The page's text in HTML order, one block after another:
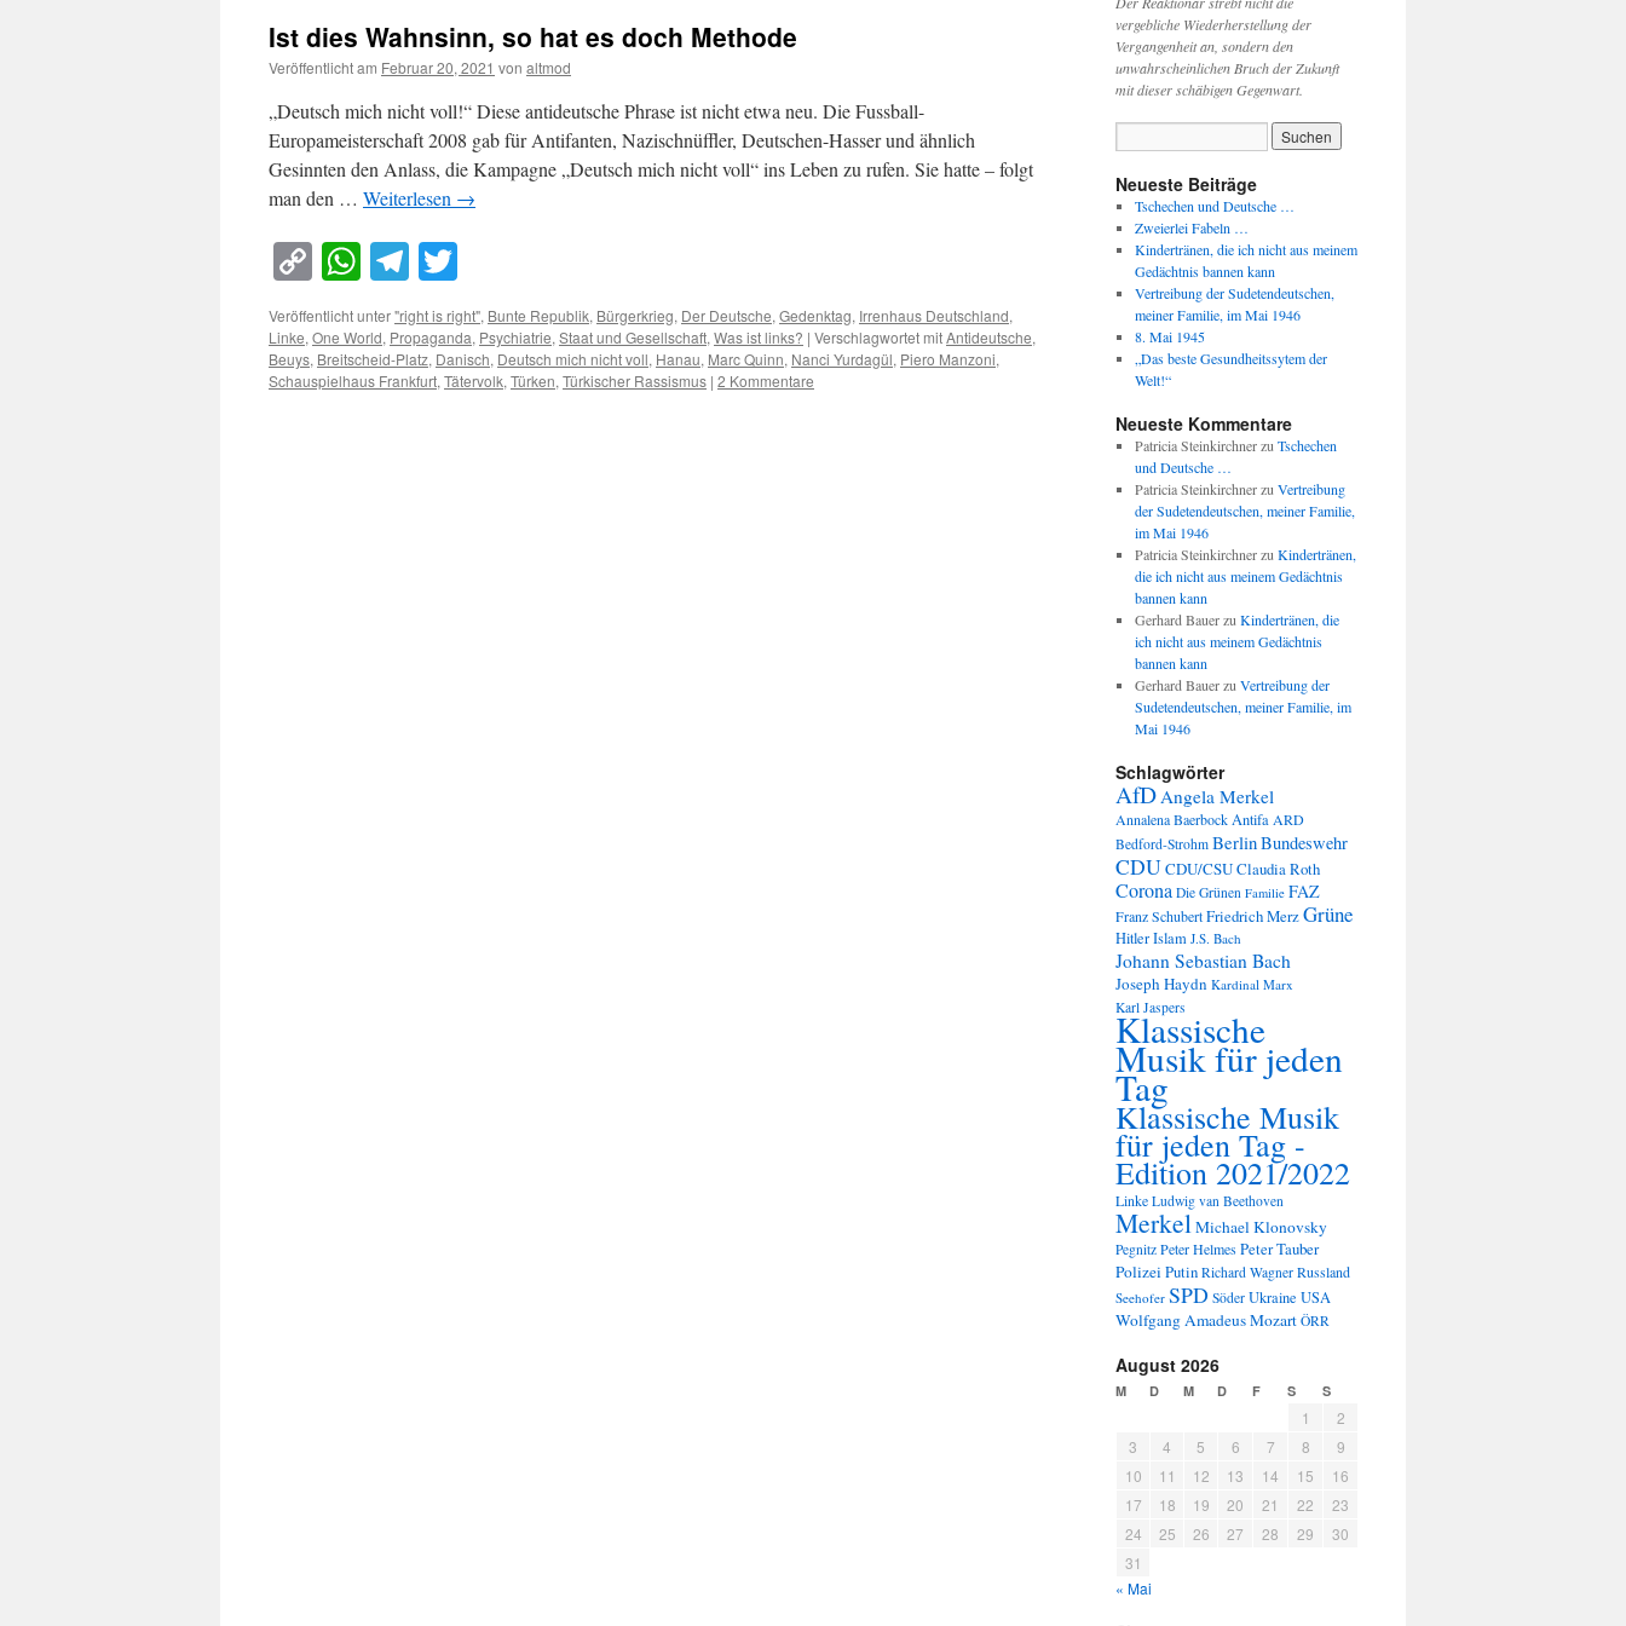
Ist dies Wahnsinn, so hat es doch Methode
Veröffentlicht am Februar 20, 2021 von altmod
„Deutsch mich nicht voll!“ Diese antideutsche Phrase ist nicht etwa neu. Die Fussball-
Europameisterschaft 2008 gab für Antifanten, Nazischnüffler, Deutschen-Hasser und ähnlich
Gesinnten den Anlass, die Kampagne „Deutsch mich nicht voll“ ins Leben zu rufen. Sie hatte – folgt
man den … Weiterlesen →
Copy
Link
WhatsApp
Telegram
Veröffentlicht unter"right is right", Bunte Republik, Bürgerkrieg, Der Deutsche,Gedenktag, Irrenhaus Deutschland,
Linke,One World, Propaganda, Psychiatrie,Staat und Gesellschaft,Was ist links? | Verschlagwortet mitAntideutsche,
Beuys, Breitscheid-Platz, Danisch, Deutsch mich nicht voll, Hanau, Marc Quinn, Nanci Yurdagül, Piero Manzoni,
Schauspielhaus Frankfurt,Tätervolk,Türken,Türkischer Rassismus | 2 Kommentare
vergebliche Wiederherstellung der
Vergangenheit an, sondern den
unwahrscheinlichen Bruch der Zukunft
mit dieser schäbigen Gegenwart.
Neueste Beiträge
Tschechen und Deutsche …
Zweierlei Fabeln …
Kindertränen, die ich nicht aus meinem
Gedächtnis bannen kann
Vertreibung der Sudetendeutschen,
meiner Familie, im Mai 1946
8. Mai 1945
„Das beste Gesundheitssytem der
Welt!“
Neueste Kommentare
Patricia Steinkirchnerzu Tschechen
und Deutsche …
Patricia Steinkirchnerzu Vertreibung
der Sudetendeutschen, meiner Familie,
im Mai 1946
Patricia Steinkirchnerzu Kindertränen,
die ich nicht aus meinem Gedächtnis
bannen kann
Gerhard Bauerzu Kindertränen, die
ich nicht aus meinem Gedächtnis
bannen kann
Gerhard Bauerzu Vertreibung der
Sudetendeutschen, meiner Familie, im
Mai 1946
Schlagwörter
AfDAngela Merkel
Annalena BaerbockAntifa ARD
Bedford-Strohm BerlinBundeswehr
CDUCDU/CSUClaudia Roth
Corona Die Grünen Familie FAZ
Franz SchubertFriedrich MerzGrüne
HitlerIslam J.S. Bach
Johann Sebastian Bach
Joseph Haydn Kardinal Marx
Karl Jaspers
Klassische
Musik für jeden
Tag
Klassische Musik
für jeden Tag -
Edition 2021/2022
Linke Ludwig van Beethoven
MerkelMichael Klonovsky
Pegnitz Peter HelmesPeter Tauber
PolizeiPutin Richard Wagner Russland
Seehofer SPD Söder Ukraine USA
Wolfgang Amadeus Mozart ÖRR
August 2026
M D M D F S S
1
2
3
4 5 6 7 8
9
10
11 12 13 14 15
16
17
18 19 20 21 22
23
24
25 26 27 28 29
30
31
« Mai